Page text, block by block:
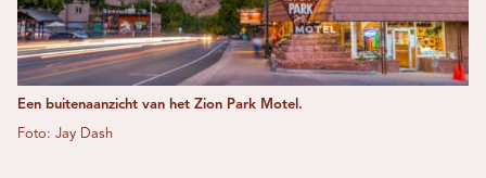
Een buitenaanzicht van het Zion Park Motel.
Foto: Jay Dash